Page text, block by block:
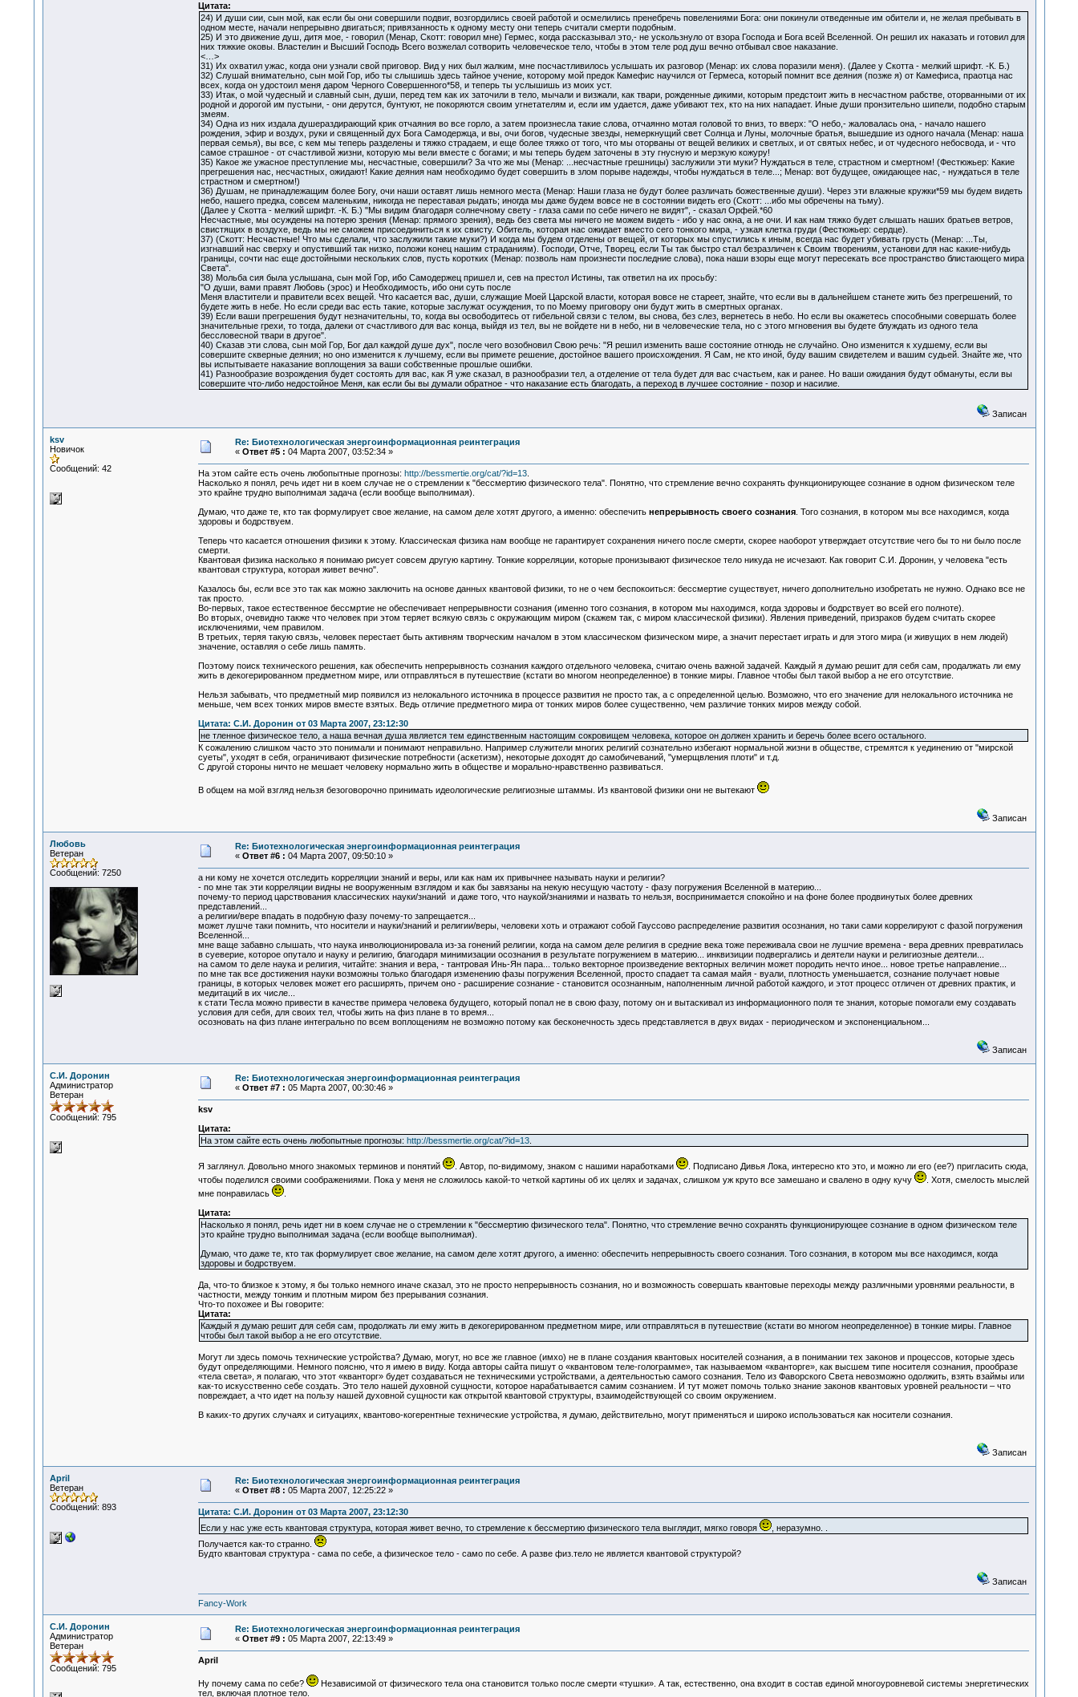
Цитата:
24) И души сии, сын мой, как если бы они совершили подвиг, возгордились своей работой и осмелились пренебречь повелениями Бога: они покинули отведенные им обители и, не желая пребывать в
одном месте, начали непрерывно двигаться; привязанность к одному месту они теперь считали смерти подобным.
25) И это движение душ, дитя мое, - говорил (Менар, Скотт: говорил мне) Гермес, когда рассказывал это,- не ускользнуло от взора Господа и Бога всей Вселенной. Он решил их наказать и готовил для
них тяжкие оковы. Властелин и Высший Господь Всего возжелал сотворить человеческое тело, чтобы в этом теле род душ вечно отбывал свое наказание.
<…>
31) Их охватил ужас, когда они узнали свой приговор. Вид у них был жалким, мне посчастливилось услышать их разговор (Менар: их слова поразили меня). (Далее у Скотта - мелкий шрифт. -К. Б.)
32) Слушай внимательно, сын мой Гор, ибо ты слышишь здесь тайное учение, которому мой предок Камефис научился от Гермеса, который помнит все деяния (позже я) от Камефиса, праотца нас
всех, когда он удостоил меня даром Черного Совершенного*58, и теперь ты услышишь из моих уст.
33) Итак, о мой чудесный и славный сын, души, перед тем как их заточили в тело, мычали и визжали, как твари, рожденные дикими, которым предстоит жить в несчастном рабстве, оторванными от их
родной и дорогой им пустыни, - они дерутся, бунтуют, не покоряются своим угнетателям и, если им удается, даже убивают тех, кто на них нападает. Иные души пронзительно шипели, подобно старым
змеям.
34) Одна из них издала душераздирающий крик отчаяния во все горло, а затем произнесла такие слова, отчаянно мотая головой то вниз, то вверх: "О небо,- жаловалась она, - начало нашего
рождения, эфир и воздух, руки и священный дух Бога Самодержца, и вы, очи богов, чудесные звезды, немеркнущий свет Солнца и Луны, молочные братья, вышедшие из одного начала (Менар: наша
первая семья), вы все, с кем мы теперь разделены и тяжко страдаем, и еще более тяжко от того, что мы оторваны от вещей великих и светлых, и от святых небес, и от чудесного небосвода, и - что
самое страшное - от счастливой жизни, которую мы вели вместе с богами; и мы теперь будем заточены в эту гнусную и мерзкую кожуру!
35) Какое же ужасное преступление мы, несчастные, совершили? За что же мы (Менар: ...несчастные грешницы) заслужили эти муки? Нуждаться в теле, страстном и смертном! (Фестюжьер: Какие
прегрешения нас, несчастных, ожидают! Какие деяния нам необходимо будет совершить в злом порыве надежды, чтобы нуждаться в теле...; Менар: вот будущее, ожидающее нас, - нуждаться в теле
страстном и смертном!)
36) Душам, не принадлежащим более Богу, очи наши оставят лишь немного места (Менар: Наши глаза не будут более различать божественные души). Через эти влажные кружки*59 мы будем видеть
небо, нашего предка, совсем маленьким, никогда не переставая рыдать; иногда мы даже будем вовсе не в состоянии видеть его (Скотт: ...ибо мы обречены на тьму).
(Далее у Скотта - мелкий шрифт. -К. Б.) "Мы видим благодаря солнечному свету - глаза сами по себе ничего не видят", - сказал Орфей.*60
Несчастные, мы осуждены на потерю зрения (Менар: прямого зрения), ведь без света мы ничего не можем видеть - ибо у нас окна, а не очи. И как нам тяжко будет слышать наших братьев ветров,
свистящих в воздухе, ведь мы не сможем присоединиться к их свисту. Обитель, которая нас ожидает вместо сего тонкого мира, - узкая клетка груди (Фестюжьер: сердце).
37) (Скотт: Несчастные! Что мы сделали, что заслужили такие муки?) И когда мы будем отделены от вещей, от которых мы спустились к иным, всегда нас будет убивать грусть (Менар: ...Ты,
изгнавший нас сверху и опустивший так низко, положи конец нашим страданиям). Господи, Отче, Творец, если Ты так быстро стал безразличен к Своим творениям, установи для нас какие-нибудь
границы, сочти нас еще достойными нескольких слов, пусть коротких (Менар: позволь нам произнести последние слова), пока наши взоры еще могут пересекать все пространство блистающего мира
Света".
38) Мольба сия была услышана, сын мой Гор, ибо Самодержец пришел и, сев на престол Истины, так ответил на их просьбу:
"О души, вами правят Любовь (эрос) и Необходимость, ибо они суть после
Меня властители и правители всех вещей. Что касается вас, души, служащие Моей Царской власти, которая вовсе не стареет, знайте, что если вы в дальнейшем станете жить без прегрешений, то
будете жить в небе. Но если среди вас есть такие, которые заслужат осуждения, то по Моему приговору они будут жить в смертных органах.
39) Если ваши прегрешения будут незначительны, то, когда вы освободитесь от гибельной связи с телом, вы снова, без слез, вернетесь в небо. Но если вы окажетесь способными совершать более
значительные грехи, то тогда, далеки от счастливого для вас конца, выйдя из тел, вы не войдете ни в небо, ни в человеческие тела, но с этого мгновения вы будете блуждать из одного тела
бессловесной твари в другое".
40) Сказав эти слова, сын мой Гор, Бог дал каждой душе дух", после чего возобновил Свою речь: "Я решил изменить ваше состояние отнюдь не случайно. Оно изменится к худшему, если вы
совершите скверные деяния; но оно изменится к лучшему, если вы примете решение, достойное вашего происхождения. Я Сам, не кто иной, буду вашим свидетелем и вашим судьей. Знайте же, что
вы испытываете наказание воплощения за ваши собственные прошлые ошибки.
41) Разнообразие возрождения будет состоять для вас, как Я уже сказал, в разнообразии тел, а отделение от тела будет для вас счастьем, как и ранее. Но ваши ожидания будут обмануты, если вы
совершите что-либо недостойное Меня, как если бы вы думали обратное - что наказание есть благодать, а переход в лучшее состояние - позор и насилие.
Записан
ksv
Новичок
Сообщений: 42
Re: Биотехнологическая энергоинформационная реинтеграция
« Ответ #5 : 04 Марта 2007, 03:52:34 »
На этом сайте есть очень любопытные прогнозы: http://bessmertie.org/cat/?id=13.
Насколько я понял, речь идет ни в коем случае не о стремлении к "бессмертию физического тела". Понятно, что стремление вечно сохранять функционирующее сознание в одном физическом теле
это крайне трудно выполнимая задача (если вообще выполнимая).
Думаю, что даже те, кто так формулирует свое желание, на самом деле хотят другого, а именно: обеспечить непрерывность своего сознания. Того сознания, в котором мы все находимся, когда
здоровы и бодрствуем.
Теперь что касается отношения физики к этому. Классическая физика нам вообще не гарантирует сохранения ничего после смерти, скорее наоборот утверждает отсутствие чего бы то ни было после
смерти.
Квантовая физика насколько я понимаю рисует совсем другую картину. Тонкие корреляции, которые пронизывают физическое тело никуда не исчезают. Как говорит С.И. Доронин, у человека "есть
квантовая структура, которая живет вечно".
Казалось бы, если все это так как можно заключить на основе данных квантовой физики, то не о чем беспокоиться: бессмертие существует, ничего дополнительно изобретать не нужно. Однако все не
так просто.
Во-первых, такое естественное бессмртие не обеспечивает непрерывности сознания (именно того сознания, в котором мы находимся, когда здоровы и бодрствует во всей его полноте).
Во вторых, очевидно также что человек при этом теряет всякую связь с окружающим миром (скажем так, с миром классической физики). Явления приведений, призраков будем считать скорее
исключениями, чем правилом.
В третьих, теряя такую связь, человек перестает быть активням творческим началом в этом классическом физическом мире, а значит перестает играть и для этого мира (и живущих в нем людей)
значение, оставляя о себе лишь память.
Поэтому поиск технического решения, как обеспечить непрерывность сознания каждого отдельного человека, считаю очень важной задачей. Каждый я думаю решит для себя сам, продалжать ли ему
жить в декогерированном предметном мире, или отправляться в путешествие (кстати во многом неопределенное) в тонкие миры. Главное чтобы был такой выбор а не его отсутствие.
Нельзя забывать, что предметный мир появился из нелокального источника в процессе развития не просто так, а с определенной целью. Возможно, что его значение для нелокального источника не
меньше, чем всех тонких миров вместе взятых. Ведь отличие предметного мира от тонких миров более существенно, чем различие тонких миров между собой.
Цитата: С.И. Доронин от 03 Марта 2007, 23:12:30
не тленное физическое тело, а наша вечная душа является тем единственным настоящим сокровищем человека, которое он должен хранить и беречь более всего остального.
К сожалению слишком часто это понимали и понимают неправильно. Например служители многих религий сознательно избегают нормальной жизни в обществе, стремятся к уединению от "мирской
суеты", уходят в себя, ограничивают физические потребности (аскетизм), некоторые доходят до самобичеваний, "умерщвления плоти" и т.д.
С другой стороны ничто не мешает человеку нормально жить в обществе и морально-нравственно развиваться.
В общем на мой взгляд нельзя безоговорочно принимать идеологические религиозные штаммы. Из квантовой физики они не вытекают
Записан
Любовь
Ветеран
Сообщений: 7250
Re: Биотехнологическая энергоинформационная реинтеграция
« Ответ #6 : 04 Марта 2007, 09:50:10 »
а ни кому не хочется отследить корреляции знаний и веры, или как нам их привычнее называть науки и религии?
- по мне так эти корреляции видны не вооруженным взглядом и как бы завязаны на некую несущую частоту - фазу погружения Вселенной в материю...
почему-то период царствования классических науки/знаний и даже того, что наукой/знаниями и назвать то нельзя, воспринимается спокойно и на фоне более продвинутых более древних
представлений...
а религии/вере впадать в подобную фазу почему-то запрещается...
может лушче таки помнить, что носители и науки/знаний и религии/веры, человеки хоть и отражают собой Гауссово распределение развития осознания, но таки сами коррелируют с фазой погружения
Вселенной...
мне ваще забавно слышать, что наука инволюционировала из-за гонений религии, когда на самом деле религия в средние века тоже переживала свои не лушчие времена - вера древних превратилась
в суеверие, которое опутало и науку и религию, благодаря минимизации осознания в результате погружением в материю... инквизиции подвергались и деятели науки и религиозные деятели...
на самом то деле наука и религия, читайте: знания и вера, - тантровая Инь-Ян пара... только векторное произведение векторных величин может породить нечто иное... новое третье направление...
по мне так все достижения науки возможны только благодаря изменению фазы погружения Вселенной, просто спадает та самая майя - вуали, плотность уменьшается, сознание получает новые
границы, в которых человек может его расширять, причем оно - расширение сознание - становится осознанным, наполненным личной работой каждого, и этот процесс отличен от древних практик, и
медитаций в их числе...
к стати Тесла можно привести в качестве примера человека будущего, который попал не в свою фазу, потому он и вытаскивал из информационного поля те знания, которые помогали ему создавать
условия для себя, для своих тел, чтобы жить на физ плане в то время...
осозновать на физ плане интегрально по всем воплощениям не возможно потому как бесконечность здесь представляется в двух видах - периодическом и экспоненциальном...
Записан
С.И. Доронин
Администратор
Ветеран
Сообщений: 795
Re: Биотехнологическая энергоинформационная реинтеграция
« Ответ #7 : 05 Марта 2007, 00:30:46 »
ksv
Цитата:
На этом сайте есть очень любопытные прогнозы: http://bessmertie.org/cat/?id=13.
Я заглянул. Довольно много знакомых терминов и понятий . Автор, по-видимому, знаком с нашими наработками
. Подписано Дивья Лока, интересно кто это, и можно ли его (ее?) пригласить сюда,
чтобы поделился своими соображениями. Пока у меня не сложилось какой-то четкой картины об их целях и задачах, слишком уж круто все замешано и свалено в одну кучу
. Хотя, смелость мыслей
мне понравилась
.
Цитата:
Насколько я понял, речь идет ни в коем случае не о стремлении к "бессмертию физического тела". Понятно, что стремление вечно сохранять функционирующее сознание в одном физическом теле
это крайне трудно выполнимая задача (если вообще выполнимая).
Думаю, что даже те, кто так формулирует свое желание, на самом деле хотят другого, а именно: обеспечить непрерывность своего сознания. Того сознания, в котором мы все находимся, когда
здоровы и бодрствуем.
Да, что-то близкое к этому, я бы только немного иначе сказал, это не просто непрерывность сознания, но и возможность совершать квантовые переходы между различными уровнями реальности, в
частности, между тонким и плотным миром без прерывания сознания.
Что-то похожее и Вы говорите:
Цитата:
Каждый я думаю решит для себя сам, продолжать ли ему жить в декогерированном предметном мире, или отправляться в путешествие (кстати во многом неопределенное) в тонкие миры. Главное
чтобы был такой выбор а не его отсутствие.
Могут ли здесь помочь технические устройства? Думаю, могут, но все же главное (имхо) не в плане создания квантовых носителей сознания, а в понимании тех законов и процессов, которые здесь
будут определяющими. Немного поясню, что я имею в виду. Когда авторы сайта пишут о «квантовом теле-голограмме», так называемом «кванторге», как высшем типе носителя сознания, прообразе
«тела света», я полагаю, что этот «кванторг» будет создаваться не техническими устройствами, а деятельностью самого сознания. Тело из Фаворского Света невозможно одолжить, взять взаймы или
как-то искусственно себе создать. Это тело нашей духовной сущности, которое нарабатывается самим сознанием. И тут может помочь только знание законов квантовых уровней реальности – что
повреждает, а что идет на пользу нашей духовной сущности как открытой квантовой структуры, взаимодействующей со своим окружением.
В каких-то других случаях и ситуациях, квантово-когерентные технические устройства, я думаю, действительно, могут применяться и широко использоваться как носители сознания.
Записан
April
Ветеран
Сообщений: 893
Re: Биотехнологическая энергоинформационная реинтеграция
« Ответ #8 : 05 Марта 2007, 12:25:22 »
Цитата: С.И. Доронин от 03 Марта 2007, 23:12:30
Если у нас уже есть квантовая структура, которая живет вечно, то стремление к бессмертию физического тела выглядит, мягко говоря
, неразумно. .
Получается как-то странно.
Будто квантовая структура - сама по себе, а физическое тело - само по себе. А разве физ.тело не является квантовой структурой?
Записан
Fancy-Work
С.И. Доронин
Администратор
Ветеран
Сообщений: 795
Re: Биотехнологическая энергоинформационная реинтеграция
« Ответ #9 : 05 Марта 2007, 22:13:49 »
April
Ну почему сама по себе?
Независимой от физического тела она становится только после смерти «тушки». А так, естественно, она входит в состав единой многоуровневой системы энергетических
тел, включая плотное тело.